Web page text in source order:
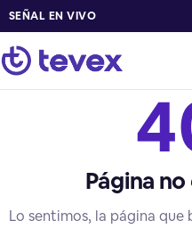
SEÑAL EN VIVO
Página
Lo sentimos, la página que